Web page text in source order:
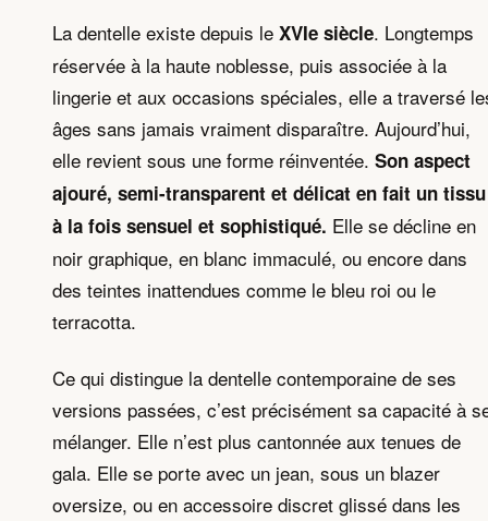
La dentelle existe depuis le XVIe siècle. Longtemps
réservée à la haute noblesse, puis associée à la
lingerie et aux occasions spéciales, elle a traversé
âges sans jamais vraiment disparaître. Aujourd’hui,
elle revient sous une forme réinventée. Son aspect
ajouré, semi-transparent et délicat en fait un tissu
à la fois sensuel et sophistiqué. Elle se décline en
noir graphique, en blanc immaculé, ou encore dans
des teintes inattendues comme le bleu roi ou le
terracotta.
Ce qui distingue la dentelle contemporaine de ses
versions passées, c’est précisément sa capacité à
mélanger. Elle n’est plus cantonnée aux tenues de
gala. Elle se porte avec un jean, sous un blazer
oversize, ou en accessoire discret glissé dans les